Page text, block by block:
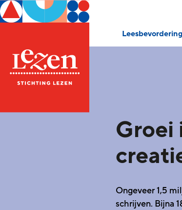
Groei
Ongeveer 1,5
schrijven. Bijna